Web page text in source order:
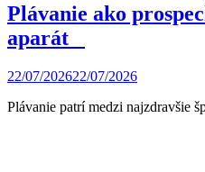
Plávanie ako
aparát
22/07/202622/07/2026
Plávanie patrí medzi najzdravšie